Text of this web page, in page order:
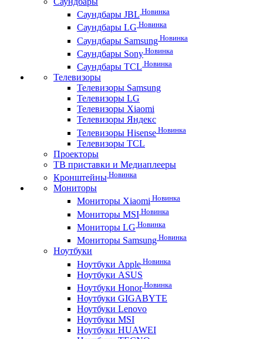
Саундбары JBL Новинка
Саундбары LG Новинка
Саундбары Samsung Новинка
Саундбары Sony Новинка
Саундбары TCL Новинка
Телевизоры
Телевизоры Samsung
Телевизоры LG
Телевизоры Xiaomi
Телевизоры Яндекс
Телевизоры Hisense Новинка
Телевизоры TCL
Проекторы
ТВ приставки и Медиаплееры
Кронштейны Новинка
Мониторы
Мониторы Xiaomi Новинка
Мониторы MSI Новинка
Мониторы LG Новинка
Мониторы Samsung Новинка
Ноутбуки
Ноутбуки Apple Новинка
Ноутбуки ASUS
Ноутбуки HonorНовинка
Ноутбуки GIGABYTE
Ноутбуки Lenovo
Ноутбуки MSI
Ноутбуки HUAWEI